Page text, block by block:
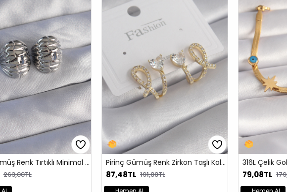
316L Çelik Gold Renk İtalyan Zincir Model Kutup Yıldızı Figür Nazar Boncuk Detay Kadın Bileklik Pirinç Gold Renk Halka Gümüş Sallantı Kalp Model Kadın Küpe
239,88TL 95,88TL